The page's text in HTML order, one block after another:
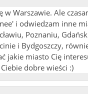
w Warszawie. Ale
i odwiedzam inne
Poznaniu,
i Bydgoszczy,
jakie miasto Cię
dobre wieści :)